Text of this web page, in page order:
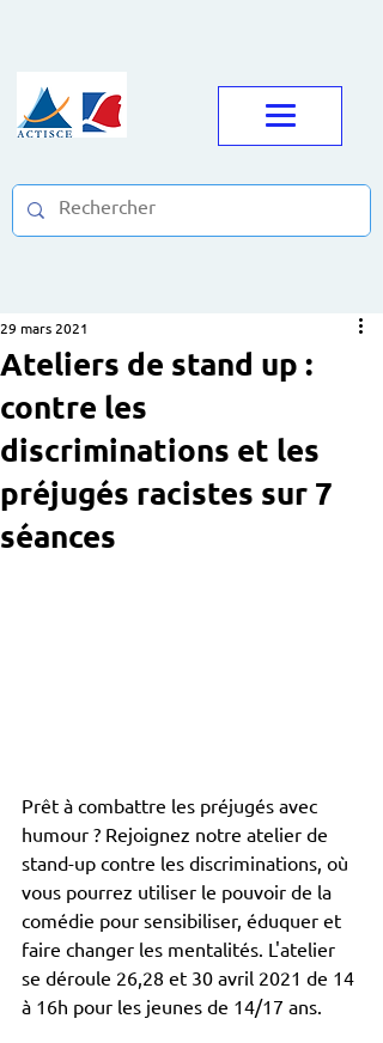
Ateliers de stand up :
contre les
discriminations et les
préjugés racistes sur 7
séances
29 mars 2021
Prêt à combattre les préjugés avec
humour ? Rejoignez notre atelier de
stand-up contre les discriminations, où
vous pourrez utiliser le pouvoir de la
comédie pour sensibiliser, éduquer et
faire changer les mentalités. L'atelier
se déroule 26,28 et 30 avril 2021 de 14
à 16h pour les jeunes de 14/17 ans.